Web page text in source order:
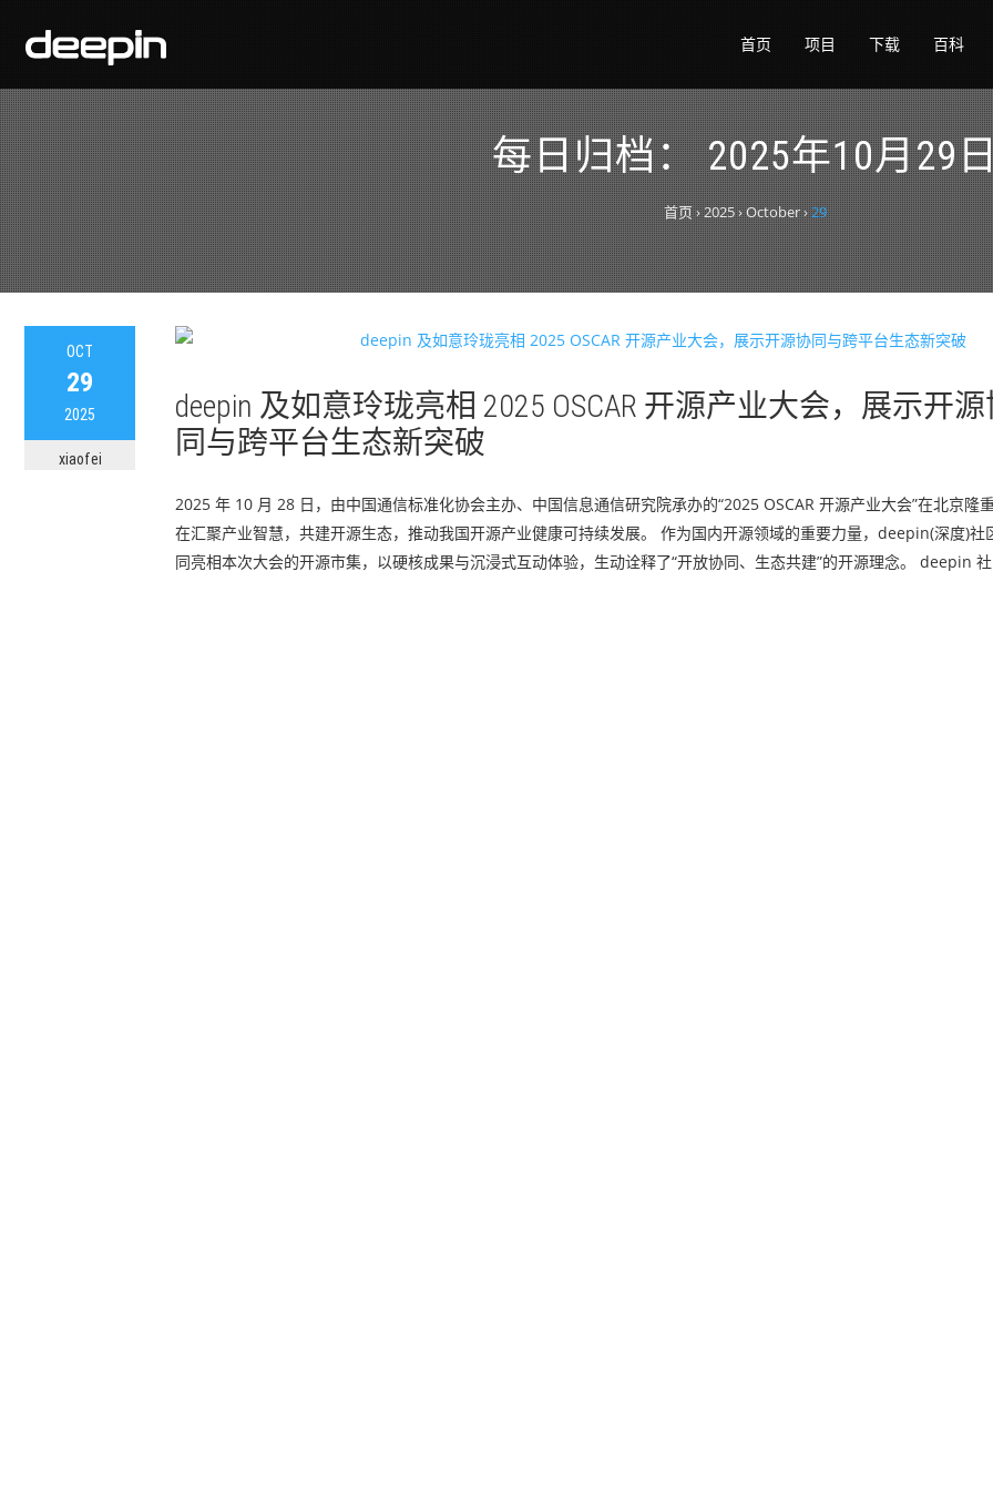
首页 项目 下载 百科
每日归档：2025年10月29
首页›2025›October›29
OCT
29
2025
xiaofei
deepin 及如意玲珑亮相 2025 OSCAR 开源产业大会，展示开
同与跨平台生态新突破
2025 年 10 月 28 日，由中国通信标准化协会主办、中国信息通信研究院承办的“2025 OSCAR 开源产业大会”在北京隆
在汇聚产业智慧，共建开源生态，推动我国开源产业健康可持续发展。 作为国内开源领域的重要力量，deepin(深度)社
同亮相本次大会的开源市集，以硬核成果与沉浸式互动体验，生动诠释了“开放协同、生态共建”的开源理念。 deepin